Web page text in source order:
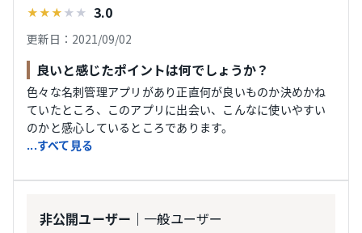
★★★ ★ ★ 3.0
更新日：2021/09/02
良いと感じたポイントは何でしょうか？
色々な名刺管理アプリがあり正直何が良いものか決めかね
ていたところ、このアプリに出会い、こんなに使いやすい
のかと感心しているところであります。
...すべて見る
非公開ユーザー ｜一般ユーザー